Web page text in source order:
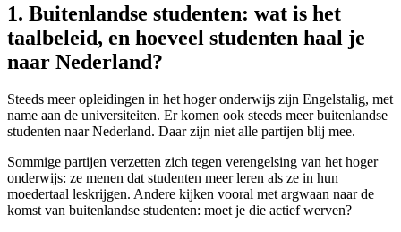
1. Buitenlandse studenten: wat is het
taalbeleid, en hoeveel studenten haal je
naar Nederland?
Steeds meer opleidingen in het hoger onderwijs zijn Engelstalig, met
name aan de universiteiten. Er komen ook steeds meer buitenlandse
studenten naar Nederland. Daar zijn niet alle partijen blij mee.
Sommige partijen verzetten zich tegen verengelsing van het hoger
onderwijs: ze menen dat studenten meer leren als ze in hun
moedertaal leskrijgen. Andere kijken vooral met argwaan naar de
komst van buitenlandse studenten: moet je die actief werven?